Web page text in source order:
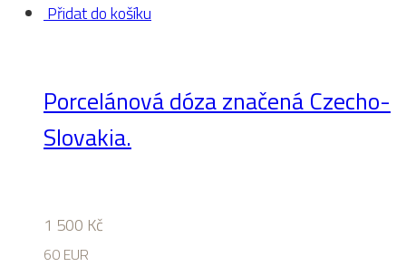
Přidat do košíku
Porcelánová dóza značená Czecho-
Slovakia.
1 500 Kč
60 EUR